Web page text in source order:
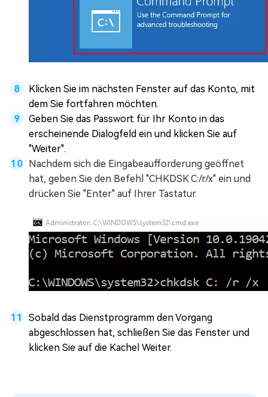
Klicken Sie im nächsten Fenster auf das Konto, mit
dem Sie fortfahren möchten.
Geben Sie das Passwort für Ihr Konto in das
erscheinende Dialogfeld ein und klicken Sie auf
"Weiter".
Nachdem sich die Eingabeaufforderung geöffnet
hat, geben Sie den Befehl "CHKDSK C:/r/x" ein und
drücken Sie "Enter" auf Ihrer Tastatur.
Sobald das Dienstprogramm den Vorgang
abgeschlossen hat, schließen Sie das Fenster und
klicken Sie auf die Kachel Weiter.